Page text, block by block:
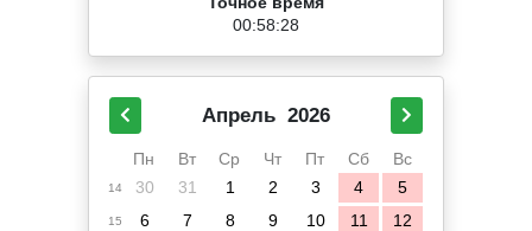
00:58:28
Апрель 2026
Пн Вт Ср Чт Пт Сб Вс
14 30 31 1 2 3 4 5
15 6 7 8 9 10 11 12